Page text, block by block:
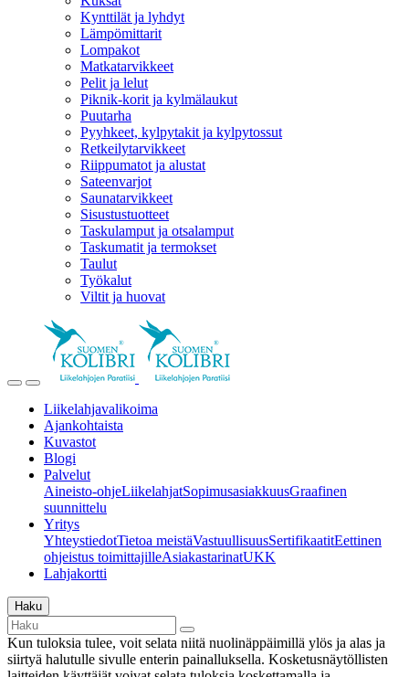
Kynttilät ja lyhdyt
Lämpömittarit
Lompakot
Matkatarvikkeet
Pelit ja lelut
Piknik-korit ja kylmälaukut
Puutarha
Pyyhkeet, kylpytakit ja kylpytossut
Retkeilytarvikkeet
Riippumatot ja alustat
Sateenvarjot
Saunatarvikkeet
Sisustustuotteet
Taskulamput ja otsalamput
Taskumatit ja termokset
Taulut
Työkalut
Viltit ja huovat
Liikelahjavalikoima
Ajankohtaista
Kuvastot
Blogi
Palvelut
Aineisto-ohjeLiikelahjatSopimusasiakkuusGraafinen
suunnittelu
Yritys
YhteystiedotTietoa meistäVastuullisuusSertifikaatitEettinen
ohjeistus toimittajilleAsiakastarinatUKK
Lahjakortti
Haku
Kun tuloksia tulee, voit selata niitä nuolinäppäimillä ylös ja alas ja
siirtyä halutulle sivulle enterin painalluksella. Kosketusnäytöllisten